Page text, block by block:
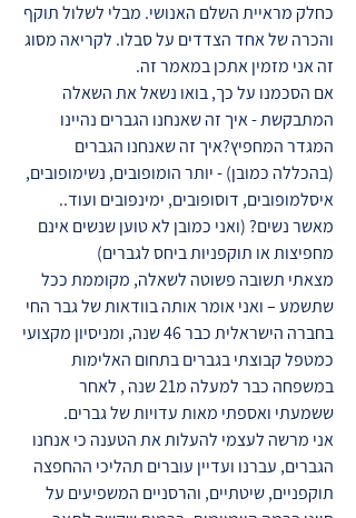
כחלק מראיית השלם האנושי. מבלי לשלול תוקף
והכרה של אחד הצדדים על סבלו. לקריאה מסוג
זה אני מזמין אתכן במאמר זה.
אם הסכמנו על כך, בואו נשאל את השאלה
המתבקשת - איך זה שאנחנו הגברים נהיינו
המגדר המחפיץ?איך זה שאנחנו הגברים
(בהכללה כמובן) - יותר הומופובים, נשימופובים,
איסלמופובים, דוסופובים, ימינפובים ועוד..
מאשר נשים? (ואני כמובן לא טוען שנשים אינם
מחפיצות או תוקפניות ביחס לגברים)
מצאתי תשובה פשוטה לשאלה, מקוממת ככל
שתשמע – ואני אומר אותה בוודאות של גבר החי
בחברה הישראלית כבר 46 שנה, ומניסיון מקצועי
כמטפל קבוצתי בגברים בתחום האלימות
במשפחה כבר למעלה מ21 שנה , לאחר
ששמעתי ואספתי מאות עדויות של גברים.
אני מרשה לעצמי להעלות את הטענה כי אנחנו
הגברים, עברנו ועדיין עוברים תהליכי ההחפצה
תוקפניים, שיטתיים, והרסניים המשפיעים על